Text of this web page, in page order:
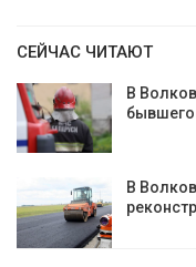
СЕЙЧАС ЧИТАЮТ
В
бывшего
В